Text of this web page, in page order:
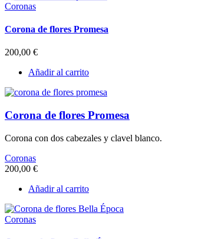
Coronas
Corona de flores Promesa
200,00 €
Añadir al carrito
Corona de flores Promesa
Corona con dos cabezales y clavel blanco.
Coronas
200,00 €
Añadir al carrito
Coronas